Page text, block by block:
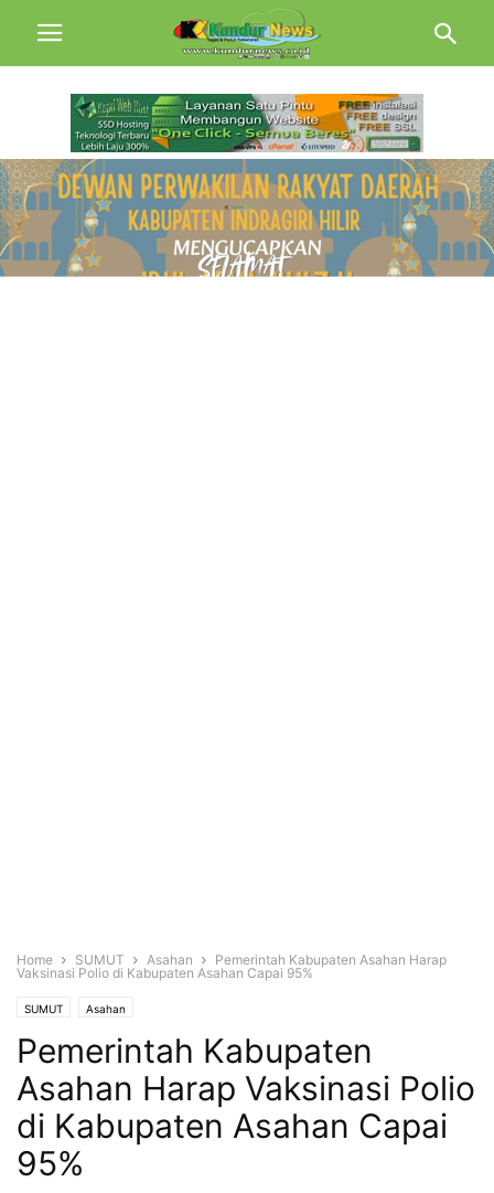
Home SUMUT Asahan
Pemerintah Kabupaten Asahan Harap
Vaksinasi Polio di Kabupaten Asahan Capai 95%
SUMUT Asahan
Pemerintah Kabupaten
Asahan Harap Vaksinasi Polio
di Kabupaten Asahan Capai
95%